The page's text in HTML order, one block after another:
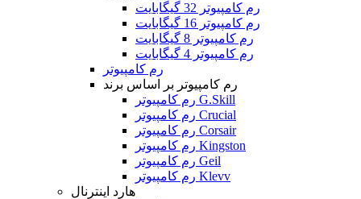
رم کامپیوتر 32 گیگابایت
رم کامپیوتر 16 گیگابایت
رم کامپیوتر 8 گیگابایت
رم کامپیوتر 4 گیگابایت
رم کامپیوتر
رم کامپیوتر بر اساس برند
رم کامپیوتر G.Skill
رم کامپیوتر Crucial
رم کامپیوتر Corsair
رم کامپیوتر Kingston
رم کامپیوتر Geil
رم کامپیوتر Klevv
هارد اینترنال